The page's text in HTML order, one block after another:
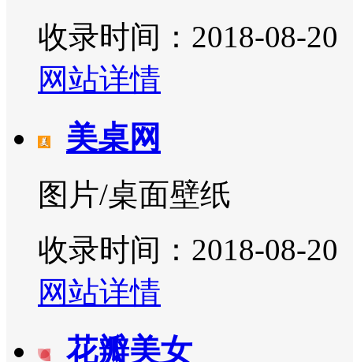
收录时间：2018-08-20
网站详情
美桌网
图片/桌面壁纸
收录时间：2018-08-20
网站详情
花瓣美女